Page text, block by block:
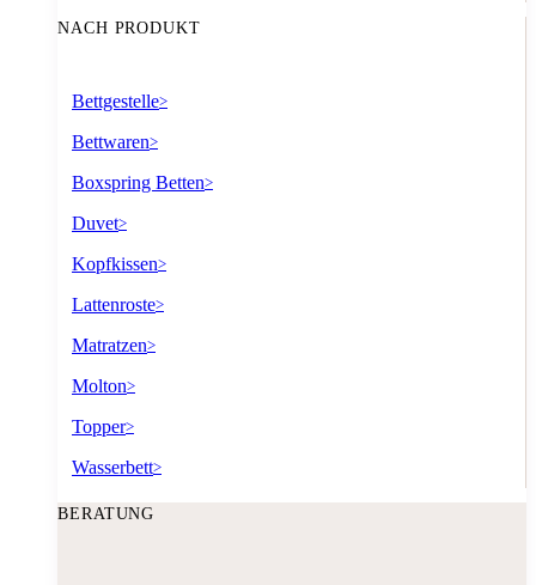
NACH PRODUKT
Bettgestelle>
Bettwaren>
Boxspring Betten>
Duvet>
Kopfkissen>
Lattenroste>
Matratzen>
Molton>
Topper>
Wasserbett>
BERATUNG